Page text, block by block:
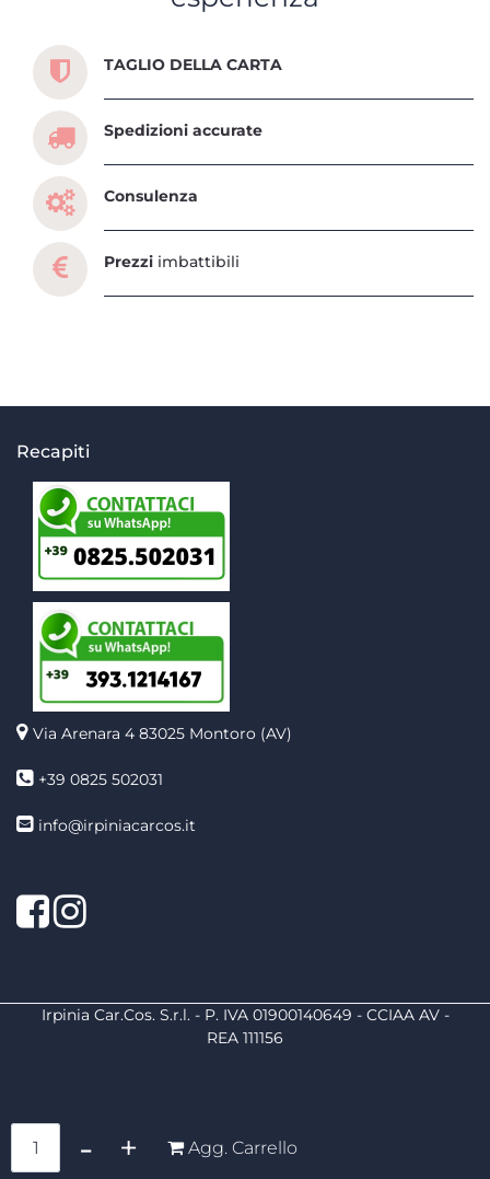
Agg. Carrello
TAGLIO DELLA CARTA
Spedizioni accurate
Consulenza
Prezzi imbattibili
Recapiti
Via Arenara 4 83025 Montoro (AV)
+39 0825 502031
info@irpiniacarcos.it
FacebookInstagram
Irpinia Car.Cos. S.r.l. - P. IVA 01900140649 - CCIAA AV -
REA 111156
Powered byPassepartout
Designed by